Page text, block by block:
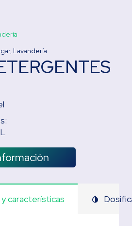
, Lavandería
características invert_colors